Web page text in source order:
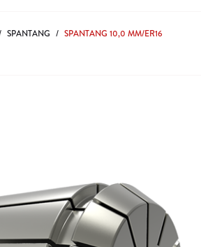
SPANTANG / SPANTANG 10,0 MM/ER16